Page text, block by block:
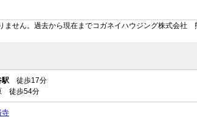
せん。過去から現在までコガネイハウジング株式会社
駅 徒歩17分
徒歩54分
寺